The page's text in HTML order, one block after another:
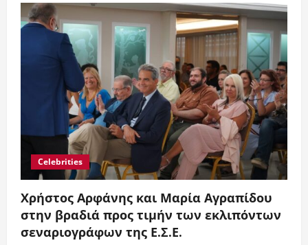
κάποτε
μαζί
μας”
όμορφη
βραδιά
προς
τιμήν
των
εκλιπόντων
σεναριογράφων
της
Ε.Σ.Ε.
Celebrities
Χρήστος Αρφάνης και Μαρία Αγραπίδου
στην βραδιά προς τιμήν των εκλιπόντων
σεναριογράφων της Ε.Σ.Ε.